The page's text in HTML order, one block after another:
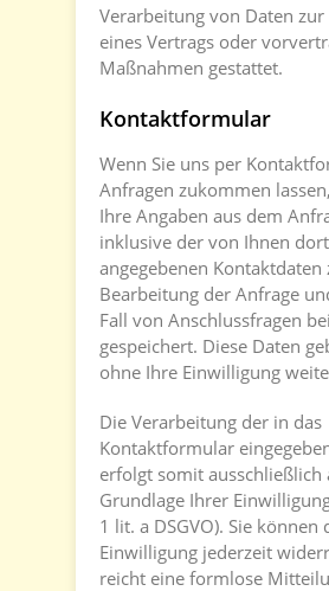
Verarbeitung von Daten
eines Vertrags oder
Maßnahmen gestattet.
Kontaktformular
Wenn Sie uns per
Anfragen zukommen
Ihre Angaben aus dem
inklusive der von Ihnen dort
angegebenen Kontaktdaten
Bearbeitung der Anfrage
Fall von Anschlussfragen
gespeichert. Diese Daten
ohne Ihre Einwilligung
Die Verarbeitung der in das
Kontaktformular
erfolgt somit ausschließlich
Grundlage Ihrer
1 lit. a DSGVO). Sie können
Einwilligung jederzeit
reicht eine formlose